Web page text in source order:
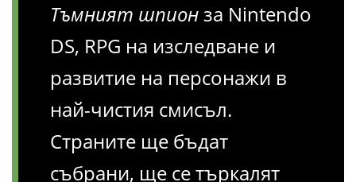
Тъмният шпионза Nintendo
DS, RPG на изследване и
развитие на персонажи в
най-чистия смисъл.
Страните ще бъдат
събрани, ще се търкалят